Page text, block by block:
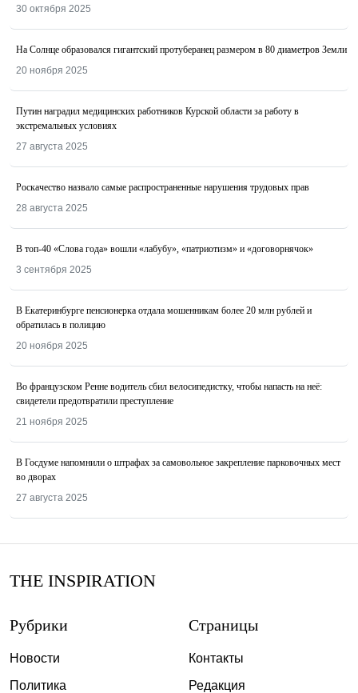
30 октября 2025
На Солнце образовался гигантский протуберанец размером в 80 диаметров Земли
20 ноября 2025
Путин наградил медицинских работников Курской области за работу в
экстремальных условиях
27 августа 2025
Роскачество назвалo самые распространенные нарушения трудовых прав
28 августа 2025
В топ-40 «Слова года» вошли «лабубу», «патриотизм» и «договорнячок»
3 сентября 2025
В Екатеринбурге пенсионерка отдала мошенникам более 20 млн рублей и
обратилась в полицию
20 ноября 2025
Во французском Ренне водитель сбил велосипедистку, чтобы напасть на неё:
свидетели предотвратили преступление
21 ноября 2025
В Госдуме напомнили о штрафах за самовольное закрепление парковочных мест
во дворах
27 августа 2025
THE INSPIRATION
Рубрики
Новости
Политика
Страницы
Контакты
Редакция